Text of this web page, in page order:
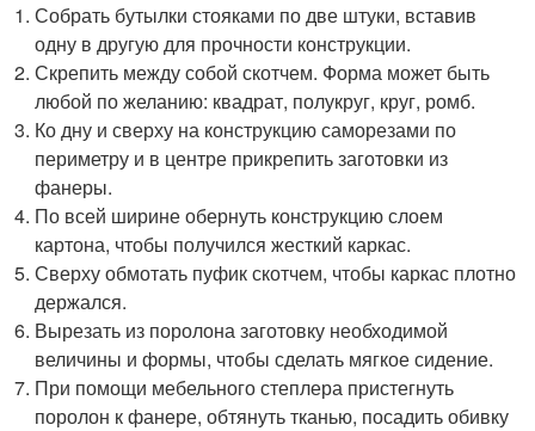
Собрать бутылки стояками по две штуки, вставив
одну в другую для прочности конструкции.
Скрепить между собой скотчем. Форма может быть
любой по желанию: квадрат, полукруг, круг, ромб.
Ко дну и сверху на конструкцию саморезами по
периметру и в центре прикрепить заготовки из
фанеры.
По всей ширине обернуть конструкцию слоем
картона, чтобы получился жесткий каркас.
Сверху обмотать пуфик скотчем, чтобы каркас плотно
держался.
Вырезать из поролона заготовку необходимой
величины и формы, чтобы сделать мягкое сидение.
При помощи мебельного степлера пристегнуть
поролон к фанере, обтянуть тканью, посадить обивку